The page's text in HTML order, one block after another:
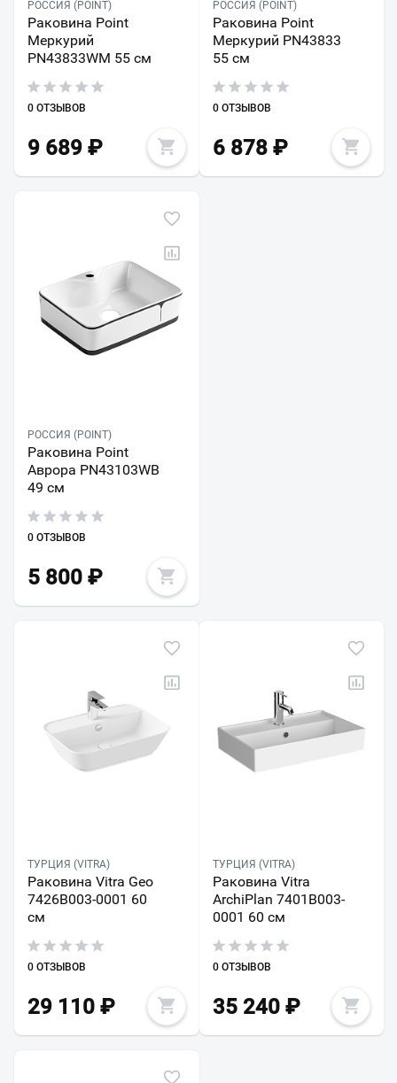
РОССИЯ (POINT)
Раковина Point
Меркурий
PN43833WM 55 см
0 ОТЗЫВОВ
9 689 ₽
РОССИЯ (POINT)
Раковина Point
Меркурий PN43833
55 см
0 ОТЗЫВОВ
6 878₽
РОССИЯ (POINT)
Раковина Point
Аврора PN43103WB
49 см
0 ОТЗЫВОВ
5 800 ₽
ТУРЦИЯ (VITRA)
Раковина Vitra Geo
7426B003-0001 60
см
0 ОТЗЫВОВ
29 110 ₽
ТУРЦИЯ (VITRA)
Раковина Vitra
ArchiPlan 7401B003-
0001 60 см
0 ОТЗЫВОВ
35 240₽